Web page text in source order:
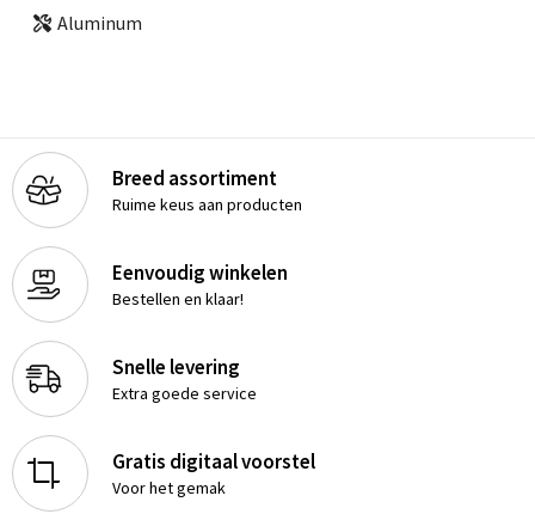
Aluminum
Breed assortiment
Ruime keus aan producten
Eenvoudig winkelen
Bestellen en klaar!
Snelle levering
Extra goede service
Gratis digitaal voorstel
Voor het gemak